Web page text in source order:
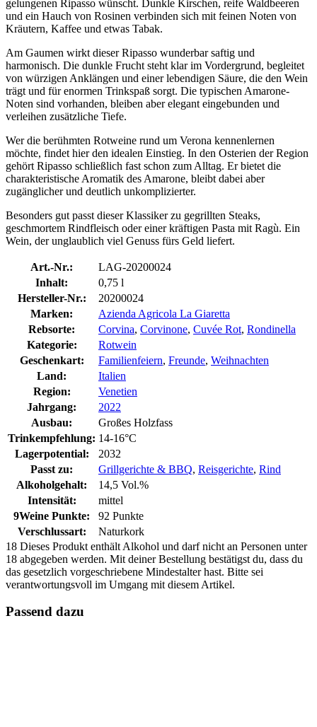
gelungenen Ripasso wünscht. Dunkle Kirschen, reife Waldbeeren
und ein Hauch von Rosinen verbinden sich mit feinen Noten von
Kräutern, Kaffee und etwas Tabak.
Am Gaumen wirkt dieser Ripasso wunderbar saftig und
harmonisch. Die dunkle Frucht steht klar im Vordergrund, begleitet
von würzigen Anklängen und einer lebendigen Säure, die den Wein
trägt und für enormen Trinkspaß sorgt. Die typischen Amarone-
Noten sind vorhanden, bleiben aber elegant eingebunden und
verleihen zusätzliche Tiefe.
Wer die berühmten Rotweine rund um Verona kennenlernen
möchte, findet hier den idealen Einstieg. In den Osterien der Region
gehört Ripasso schließlich fast schon zum Alltag. Er bietet die
charakteristische Aromatik des Amarone, bleibt dabei aber
zugänglicher und deutlich unkomplizierter.
Besonders gut passt dieser Klassiker zu gegrillten Steaks,
geschmortem Rindfleisch oder einer kräftigen Pasta mit Ragù. Ein
Wein, der unglaublich viel Genuss fürs Geld liefert.
Art.-Nr.:
LAG-20200024
Inhalt:
0,75 l
Hersteller-Nr.:
20200024
Marken:
Azienda Agricola La Giaretta
Rebsorte:
Corvina, Corvinone, Cuvée Rot, Rondinella
Kategorie:
Rotwein
Geschenkart:
Familienfeiern, Freunde, Weihnachten
Land:
Italien
Region:
Venetien
Jahrgang:
2022
Ausbau:
Großes Holzfass
Trinkempfehlung: 14-16°C
Lagerpotential:
2032
Passt zu:
Grillgerichte & BBQ, Reisgerichte, Rind
Alkoholgehalt:
14,5 Vol.%
Intensität:
mittel
9Weine Punkte:
92 Punkte
Verschlussart:
Naturkork
18 Dieses Produkt enthält Alkohol und darf nicht an Personen unter
18 abgegeben werden. Mit deiner Bestellung bestätigst du, dass du
das gesetzlich vorgeschriebene Mindestalter hast. Bitte sei
verantwortungsvoll im Umgang mit diesem Artikel.
Passend dazu